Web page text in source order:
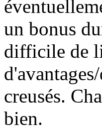
un bonus
difficile de
creusés.
bien.